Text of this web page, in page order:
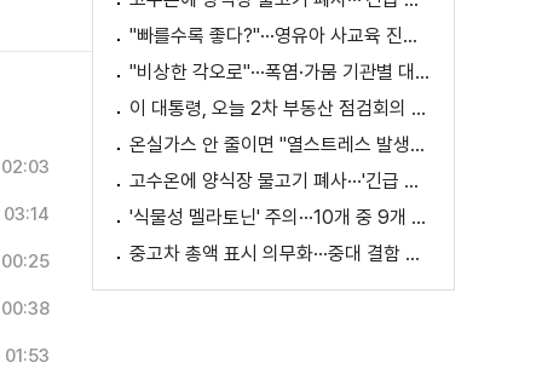
02:03
03:14
00:25
00:38
01:53
"빠를수록 좋다?"···영유아 사교육 진실과 해법은?
"비상한 각오로"···폭염·가뭄 기관별 대책은?
이 대통령, 오늘 2차 부동산 점검회의 주재
온실가스 안 줄이면 "열스트레스 발생일 29배 증가"
고수온에 양식장 물고기 폐사···'긴급 방류' 지원
'식물성 멜라토닌' 주의···10개 중 9개 처방 용량 초과
중고차 총액 표시 의무화···중대 결함 시 '계약 해제'